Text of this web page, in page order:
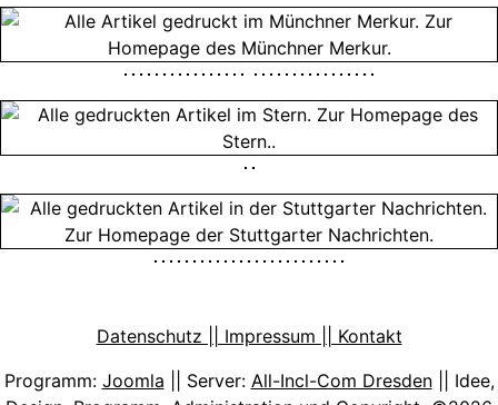
Datenschutz || Impressum || Kontakt
Programm: Joomla || Server: All-Incl-Com Dresden|| Idee,